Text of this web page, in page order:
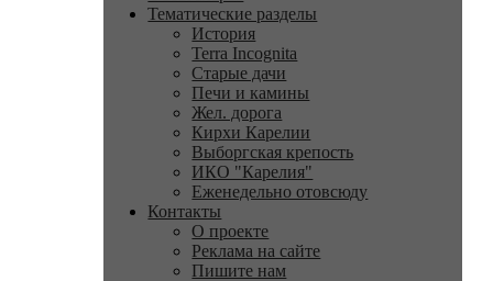
Тематические разделы
История
Terra Incognita
Старые дачи
Печи и камины
Жел. дорога
Кирхи Карелии
Выборгская крепость
ИКО "Карелия"
Еженедельно отовсюду
Контакты
О проекте
Реклама на сайте
Пишите нам